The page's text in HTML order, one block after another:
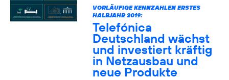
VORLÄUFIGE KENNZAHLEN ERSTES
HALBJAHR 2019:
Telefónica
Deutschland wächst
und investiert kräftig
in Netzausbau und
neue Produkte